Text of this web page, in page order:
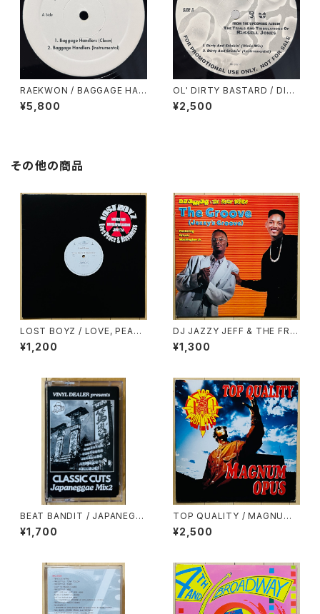
RAEKWON / BAGGAGE HAN
DLERS
¥5,800
OL' DIRTY BASTARD / DIRT
Y & STINKIN'
¥2,500
その他の商品
LOST BOYZ / LOVE, PEACE
& NAPPINESS
¥1,200
DJ JAZZY JEFF & THE FRE
SH PRINCE / THE GROOVE
(JAZZY'S GROOVE)
¥1,300
BEAT BANDIT / JAPANEGG
AE MIX 2(CLASSIC CUTS)
¥1,700
TOP QUALITY / MAGNUM
OPUS
¥2,500